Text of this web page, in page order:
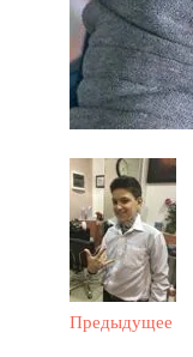
Предыдущее